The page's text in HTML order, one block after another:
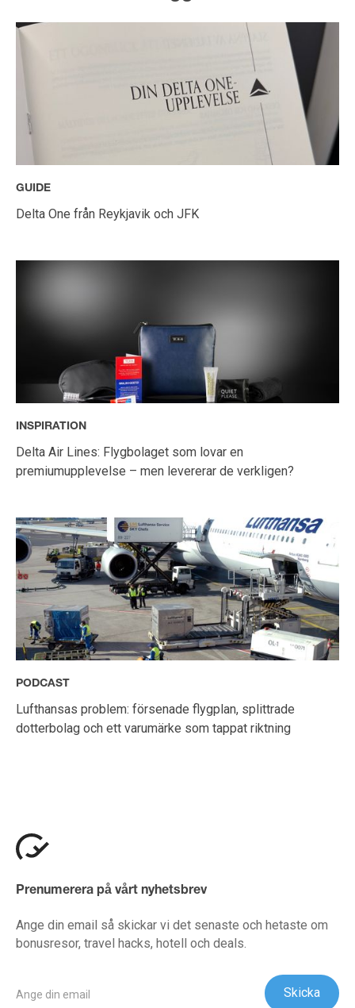
GUIDE
Delta One från Reykjavik och JFK
INSPIRATION
Delta Air Lines: Flygbolaget som lovar en
premiumupplevelse – men levererar de verkligen?
PODCAST
Lufthansas problem: försenade flygplan, splittrade
dotterbolag och ett varumärke som tappat riktning
Prenumerera på vårt nyhetsbrev
Ange din email så skickar vi det senaste och hetaste om
bonusresor, travel hacks, hotell och deals.